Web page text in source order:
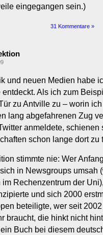
eingegangen sein.)
31 Kommentare »
und neuen Medien habe
Als ich zum
zu Antville zu – worin
lang abgefahrenen Zug
anmeldete, schienen
schon lange dort zu
stimmte nie: Wer
in Newsgroups umsah
Rechenzentrum der
und sich 2000
beteiligte, wer seit
braucht, die hinkt nicht
Buch bei diesem